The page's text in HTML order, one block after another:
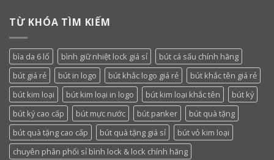
TỪ KHÓA TÌM KIẾM
bìa da 6 lổ bình giữ nhiệt lock giá sỉ
bút cá sấu chính hãng
bút giá rẻ
bút in logo bút khắc logo giá rẻ
bút khắc tên giá rẻ
bút kim loại
bút kim loại in logo bút kim loại khắc tên
bút ký
bút ký cao cấp
bút mực nước bút panker
bút quà tặng
bút quà tặng cao cấp
bút quà tặng giá sỉ
bút vỏ kim loại
chuyên phân phối sỉ bình lock & lock chính hãng